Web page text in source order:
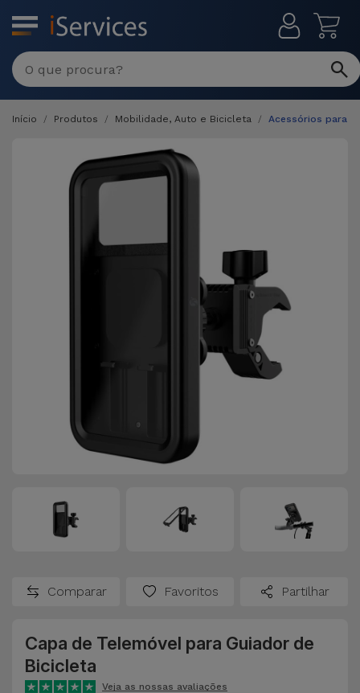
MENU
Início Produtos Mobilidade, Auto e Bicicleta Acessórios para
Comparar Favoritos Partilhar
Capa de Telemóvel para Guiador de
Bicicleta
Veja as nossas avaliações